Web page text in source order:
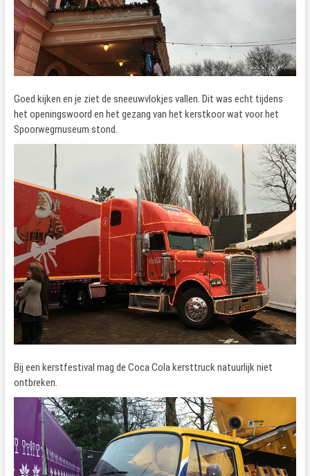
Goed kijken en je ziet de sneeuwvlokjes vallen. Dit was echt tijdens
het openingswoord en het gezang van het kerstkoor wat voor het
Spoorwegmuseum stond.
Bij een kerstfestival mag de Coca Cola kersttruck natuurlijk niet
ontbreken.